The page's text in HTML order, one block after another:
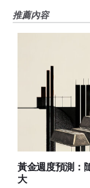
推薦內容
黃金週度預測：
大